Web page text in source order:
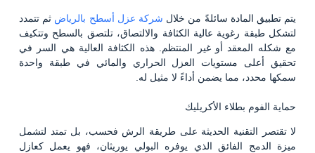
يتم تطبيق المادة سائلةً من خلال شركة عزل أسطح بالرياض ثم تتمدد
لتشكل طبقة رغوية عالية الكثافة والالتصاق، تلتصق بالسطح وتتكيف
مع شكله المعقد أو غير المنتظم. هذه الكثافة العالية هي السر في
تحقيق أعلى مستويات العزل الحراري والمائي في طبقة واحدة
سمكها محدد، مما يضمن أداءً لا مثيل له.
حماية الفوم بطلاء الأكريليك
لا تقتصر التقنية الحديثة على طريقة الرش فحسب، بل تمتد لتشمل
ميزة الدمج الفائق الذي يوفره البولي يوريثان، فهو يعمل كعازل